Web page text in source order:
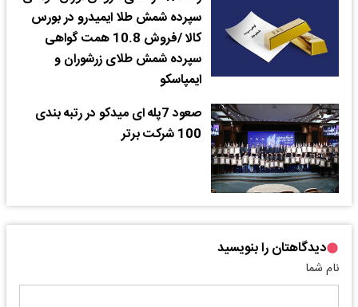
سپرده شمش طلا ایمیدرو در بورس
کالا /فروش 10.8 همت گواهی
سپرده شمش طلای زرشوران و
ایمپاسکو
صعود 7پله ای میدکو در رتبه بندی
100 شرکت برتر
دیدگاهتان را بنویسید
نام شما